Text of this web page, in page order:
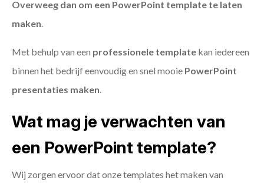
Overweeg dan om een PowerPoint template te laten
maken.
Met behulp van een professionele template kan iedereen
binnen het bedrijf eenvoudig en snel mooie PowerPoint
presentaties maken.
Wat mag je verwachten van
een PowerPoint template?
Wij zorgen ervoor dat onze templates het maken van